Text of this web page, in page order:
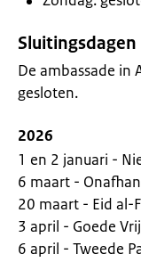
Sluitingsdagen
De ambassade in
gesloten.
2026
1 en 2 januari -
6 maart -
20 maart - Eid al-
3 april - Goede
6 april - Tweede